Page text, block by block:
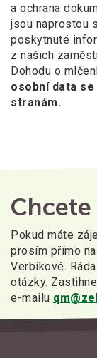
a ochrana
jsou naprostou
poskytnuté
z našich
Dohodu o
osobní data
stranám.
Chcete
Pokud máte
prosím přímo
Verbíkové.
otázky.
e-mailu